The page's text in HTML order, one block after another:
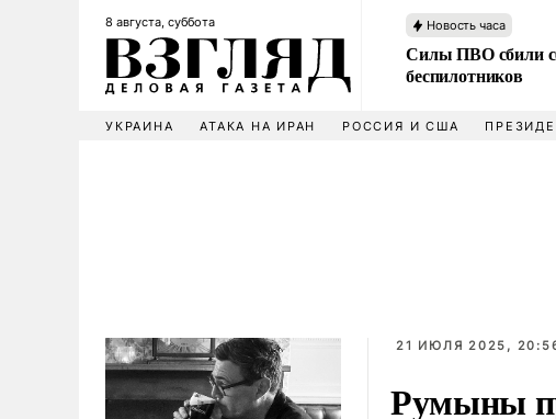
8 августа, суббота Новость часа
Силы ПВО сбили
беспилотников
УКРАИНА АТАКА НА ИРАН РОССИЯ И США
21 ИЮЛЯ 2025,
Румыны